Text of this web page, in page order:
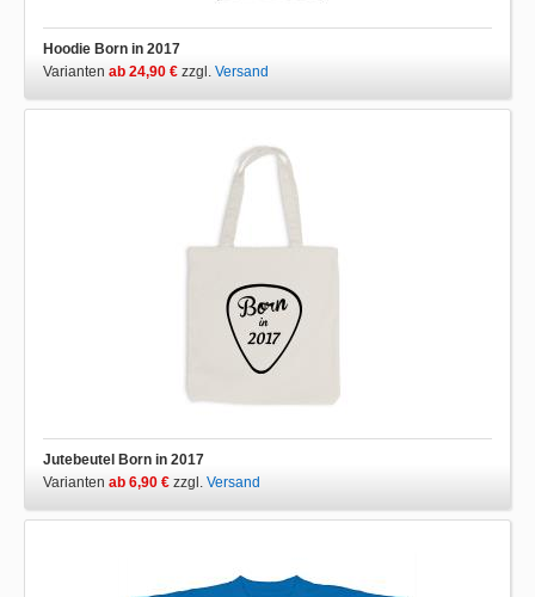
Hoodie Born in 2017
Varianten ab 24,90 € zzgl. Versand
Jutebeutel Born in 2017
Varianten ab 6,90 € zzgl. Versand